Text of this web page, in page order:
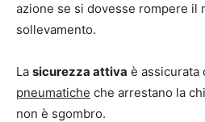
azione se si dovesse rompere il
sollevamento.
La sicurezza attiva è assicurata
pneumatiche che arrestano la
non è sgombro.